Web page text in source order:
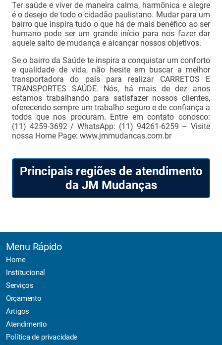
Ter saúde e viver de maneira calma, harmônica e alegre
é o desejo de todo o cidadão paulistano. Mudar para um
bairro que inspira tudo o que há de mais benéfico ao ser
humano pode ser um grande início para nos fazer dar
aquele salto de mudança e alcançar nossos objetivos.
Se o bairro da Saúde te inspira a conquistar um conforto
e qualidade de vida, não hesite em buscar a melhor
transportadora do país para realizar CARRETOS E
TRANSPORTES SAÚDE. Nós, há mais de dez anos
estamos trabalhando para satisfazer nossos clientes,
oferecendo sempre um trabalho seguro e de confiança a
todos que nos procuram. Entre em contato conosco:
(11) 4259-3692 / WhatsApp: (11) 94261-6259 – Visite
nossa Home Page: www.jmmudancas.com.br
Principais regiões de atendimento
da JM Mudanças
Menu Rápido
Home
Institucional
Serviços
Orçamento
Artigos
Atendimento
Política de privacidade